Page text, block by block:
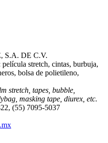
S.A. DE C.V.
stretch, cintas, burbuja,
bolsa de polietileno,
stretch, tapes, bubble,
masking tape, diurex, etc.
(55) 7095-5037